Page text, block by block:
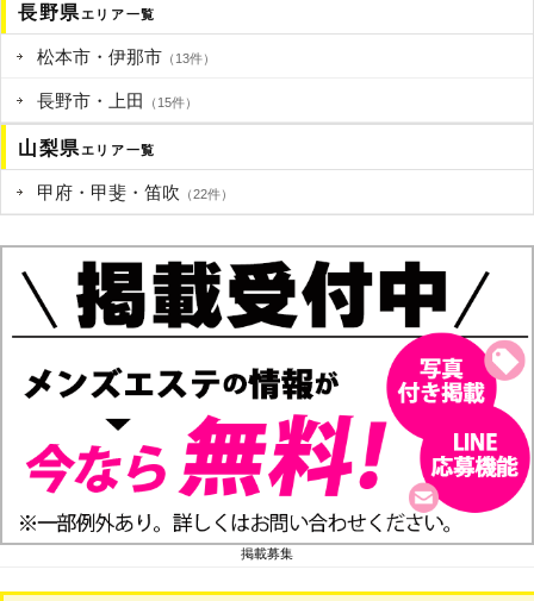
長野県 エリア一覧
松本市・伊那市 （13件）
長野市・上田 （15件）
山梨県 エリア一覧
甲府・甲斐・笛吹 （22件）
掲載募集